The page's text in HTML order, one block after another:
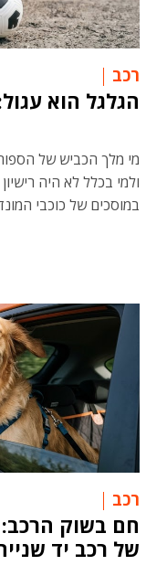
רכב
הגלגל הוא
מי מלך הכביש של
ולמי בכלל לא היה
במוסכים של כוכבי
רכב
חם בשוק הרכב:
של רכב יד